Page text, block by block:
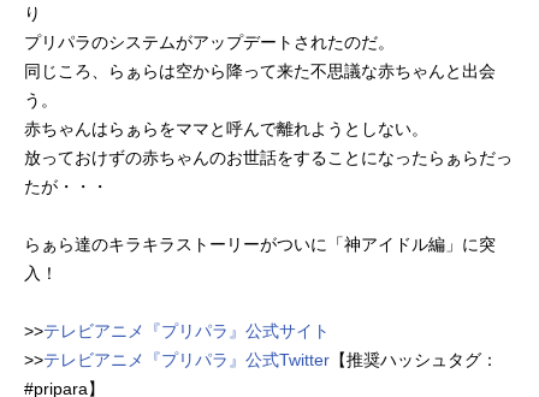
り
プリパラのシステムがアップデートされたのだ。
同じころ、らぁらは空から降って来た不思議な赤ちゃんと出会
う。
赤ちゃんはらぁらをママと呼んで離れようとしない。
放っておけずの赤ちゃんのお世話をすることになったらぁらだっ
たが・・・
らぁら達のキラキラストーリーがついに「神アイドル編」に突
入！
>>テレビアニメ『プリパラ』公式サイト
>>テレビアニメ『プリパラ』公式Twitter 【推奨ハッシュタグ：
#pripara】